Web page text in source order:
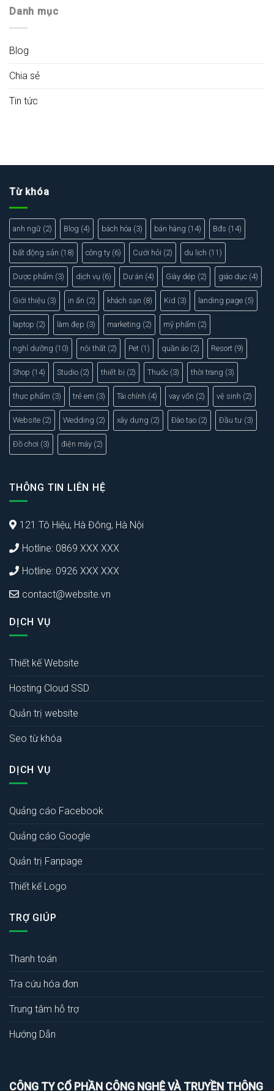
Danh mục
Blog
Chia sẻ
Tin tức
Từ khóa
anh ngữ (2) Blog (4) bách hóa (3) bán hàng (14) Bđs (14)
bất động sản (18) công ty (6) Cưới hỏi (2) du lịch (11)
Dược phẩm (3) dịch vụ (6) Dự án (4) Giày dép (2) giáo dục (4)
Giới thiệu (3) in ấn (2) khách sạn (8) Kid (3) landing page (5)
laptop (2) làm đẹp (3) marketing (2) mỹ phẩm (2)
nghỉ dưỡng (10) nội thất (2) Pet (1) quần áo (2) Resort (9)
Shop (14) Studio (2) thiết bị (2) Thuốc (3) thời trang (3)
thực phẩm (3) trẻ em (3) Tài chính (4) vay vốn (2) vệ sinh (2)
Website (2) Wedding (2) xây dựng (2) Đào tạo (2) Đầu tư (3)
Đồ chơi (3) điện máy (2)
THÔNG TIN LIÊN HỆ
121 Tô Hiệu, Hà Đông, Hà Nội
Hotline: 0869 XXX XXX
Hotline: 0926 XXX XXX
contact@website.vn
DỊCH VỤ
Thiết kế Website
Hosting Cloud SSD
Quản trị website
Seo từ khóa
DỊCH VỤ
Quảng cáo Facebook
Quảng cáo Google
Quản trị Fanpage
Thiết kế Logo
TRỢ GIÚP
Thanh toán
Tra cứu hóa đơn
Trung tâm hỗ trợ
Hướng Dẫn
CÔNG TY CỔ PHẦN CÔNG NGHỆ VÀ TRUYỀN THÔNG